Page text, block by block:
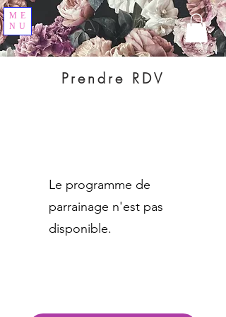
ME
NU
Prendre RDV
Le programme de
parrainage n'est pas
disponible.